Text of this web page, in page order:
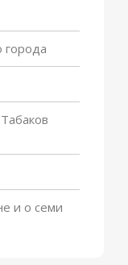
города
и о семи